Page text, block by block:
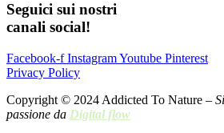
Seguici sui nostri
canali social!
Facebook-f InstagramYoutube Pinterest
Privacy Policy
Copyright © 2024 Addicted To Nature –
passione da Digital flow